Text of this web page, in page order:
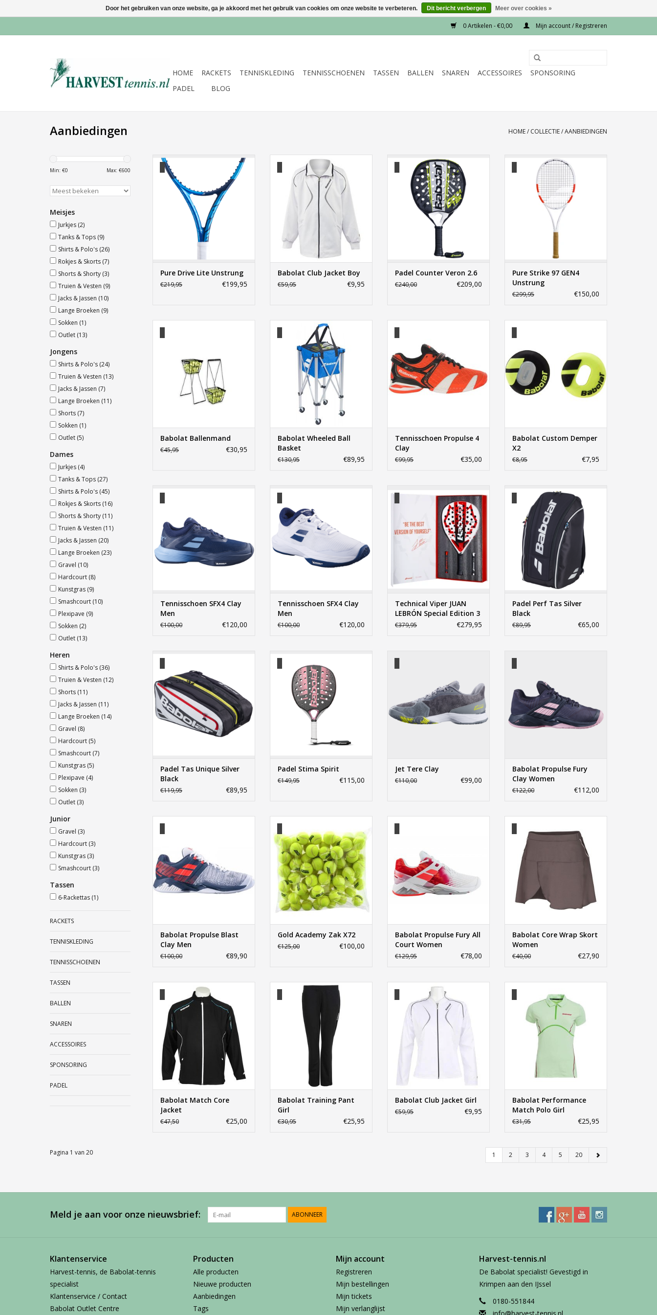
0 Artikelen - €0,00 Mijn account / Registreren
HOME RACKETS TENNISKLEDING TENNISSCHOENEN TASSEN BALLEN SNAREN ACCESSOIRES
SPONSORING
PADEL
BLOG
Aanbiedingen HOME/ COLLECTIE/AANBIEDINGEN
Min: €0 Max: €600
Meisjes
Jurkjes (2)
Tanks & Tops (9)
Shirts & Polo's (26)
Rokjes & Skorts (7)
Shorts & Shorty (3)
Truien & Vesten (9)
Jacks & Jassen (10)
Lange Broeken (9)
Sokken (1)
Outlet (13)
Jongens
Shirts & Polo's (24)
Truien & Vesten (13)
Jacks & Jassen (7)
Lange Broeken (11)
Shorts (7)
Sokken (1)
Outlet (5)
Dames
Jurkjes (4)
Tanks & Tops (27)
Shirts & Polo's (45)
Rokjes & Skorts (16)
Shorts & Shorty (11)
Truien & Vesten (11)
Jacks & Jassen (20)
Lange Broeken (23)
Gravel (10)
Hardcourt (8)
Kunstgras (9)
Smashcourt (10)
Plexipave (9)
Sokken (2)
Outlet (13)
Heren
Shirts & Polo's (36)
Truien & Vesten (12)
Shorts (11)
Jacks & Jassen (11)
Lange Broeken (14)
Gravel (8)
Hardcourt (5)
Smashcourt (7)
Kunstgras (5)
Plexipave (4)
Sokken (3)
Outlet (3)
Junior
Gravel (3)
Hardcourt (3)
Kunstgras (3)
Smashcourt (3)
Tassen
6-Rackettas (1)
RACKETS
TENNISKLEDING
TENNISSCHOENEN
TASSEN
BALLEN
SNAREN
ACCESSOIRES
SPONSORING
PADEL
TOEVOEGEN AAN WINKELWAGEN
Pure Drive Lite Unstrung
€219,95 €199,95
Babolat Club Jacket Boy
TOEVOEGEN AAN WINKELWAGEN
Babolat Club Jacket Boy
€59,95 €9,95
Padel Counter Veron 2.6
TOEVOEGEN AAN WINKELWAGEN
Padel Counter Veron 2.6
€240,00 €209,00
Pure Strike 97 GEN4 Unstrung
TOEVOEGEN AAN WINKELWAGEN
Pure Strike 97 GEN4
Unstrung
€299,95 €150,00
TOEVOEGEN AAN WINKELWAGEN
Babolat Ballenmand
€45,95 €30,95
Babolat Wheeled Ball Basket
TOEVOEGEN AAN WINKELWAGEN
Babolat Wheeled Ball
Basket
€130,95 €89,95
TOEVOEGEN AAN WINKELWAGEN
Tennisschoen Propulse 4
Clay
€99,95 €35,00
TOEVOEGEN AAN WINKELWAGEN
Babolat Custom Demper
X2
€8,95 €7,95
TOEVOEGEN AAN WINKELWAGEN
Tennisschoen SFX4 Clay
Men
€100,00 €120,00
TOEVOEGEN AAN WINKELWAGEN
Tennisschoen SFX4 Clay
Men
€100,00 €120,00
Special Edition 3
TOEVOEGEN AAN WINKELWAGEN
Technical Viper JUAN
LEBRÓN Special Edition 3
€379,95 €279,95
Padel Perf Tas Silver Black
TOEVOEGEN AAN WINKELWAGEN
Padel Perf Tas Silver
Black
€89,95 €65,00
TOEVOEGEN AAN WINKELWAGEN
Padel Tas Unique Silver
Black
€119,95 €89,95
TOEVOEGEN AAN WINKELWAGEN
Padel Stima Spirit
€149,95 €115,00
TOEVOEGEN AAN WINKELWAGEN
Jet Tere Clay
€110,00 €99,00
TOEVOEGEN AAN WINKELWAGEN
Babolat Propulse Fury
Clay Women
€122,00 €112,00
TOEVOEGEN AAN WINKELWAGEN
Babolat Propulse Blast
Clay Men
€100,00 €89,90
TOEVOEGEN AAN WINKELWAGEN
Gold Academy Zak X72
€125,00 €100,00
Babolat Propulse Fury All
Court Women
€129,95 €78,00
TOEVOEGEN AAN WINKELWAGEN
Babolat Core Wrap Skort
Women
€40,00 €27,90
Babolat Match Core Jacket
TOEVOEGEN AAN WINKELWAGEN
Babolat Match Core
Jacket
€47,50 €25,00
Babolat Training Pant Girl
TOEVOEGEN AAN WINKELWAGEN
Babolat Training Pant
Girl
€30,95 €25,95
Babolat Club Jacket Girl
TOEVOEGEN AAN WINKELWAGEN
Babolat Club Jacket Girl
€59,95 €9,95
Girl
TOEVOEGEN AAN WINKELWAGEN
Babolat Performance
Match Polo Girl
€31,95 €25,95
Pagina 1 van 20 1 2 3 4 5 20
Meld je aan voor onze nieuwsbrief: ABONNEER
Klantenservice
Harvest-tennis, de Babolat-tennis
specialist
Klantenservice / Contact
Babolat Outlet Centre
Producten
Alle producten
Nieuwe producten
Aanbiedingen
Tags
Mijn account
Registreren
Mijn bestellingen
Mijn tickets
Mijn verlanglijst
Harvest-tennis.nl
De Babolat specialist! Gevestigd in
Krimpen aan den IJssel
0180-551844
info@harvest-tennis.nl
Door het gebruiken van onze website, ga je akkoord met het gebruik van cookies om onze website te verbeteren. Dit bericht verbergen Meer over cookies »